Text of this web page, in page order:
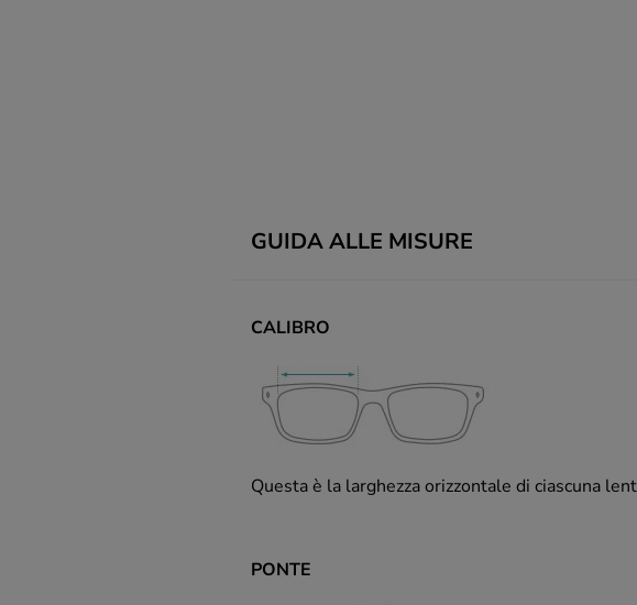
GUIDA ALLE MISURE
CALIBRO
Questa è la larghezza orizzontale di ciascuna
PONTE